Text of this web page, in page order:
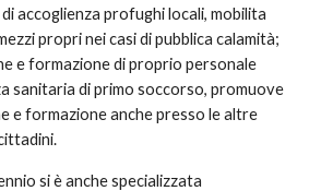
accoglienza profughi locali, mobilita
propri nei casi di pubblica calamità;
e formazione di proprio personale
sanitaria di primo soccorso, promuove
e formazione anche presso le altre
si è anche specializzata